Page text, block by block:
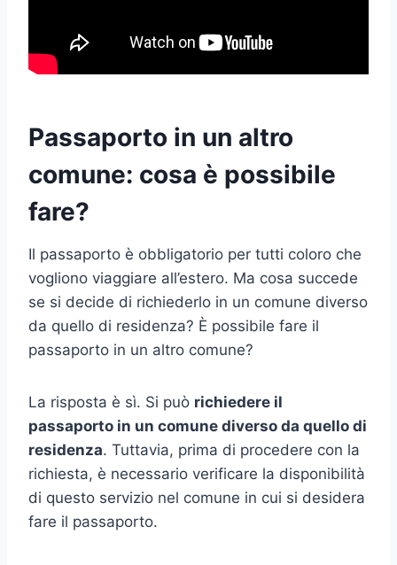
Passaporto in un altro
comune: cosa è possibile
fare?
Il passaporto è obbligatorio per tutti coloro che
vogliono viaggiare all’estero. Ma cosa succede
se si decide di richiederlo in un comune diverso
da quello di residenza? È possibile fare il
passaporto in un altro comune?
La risposta è sì. Si può richiedere il
passaporto in un comune diverso da quello di
residenza. Tuttavia, prima di procedere con la
richiesta, è necessario verificare la disponibilità
di questo servizio nel comune in cui si desidera
fare il passaporto.